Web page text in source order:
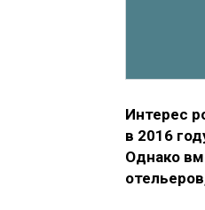
Интерес
в 2016
Однако